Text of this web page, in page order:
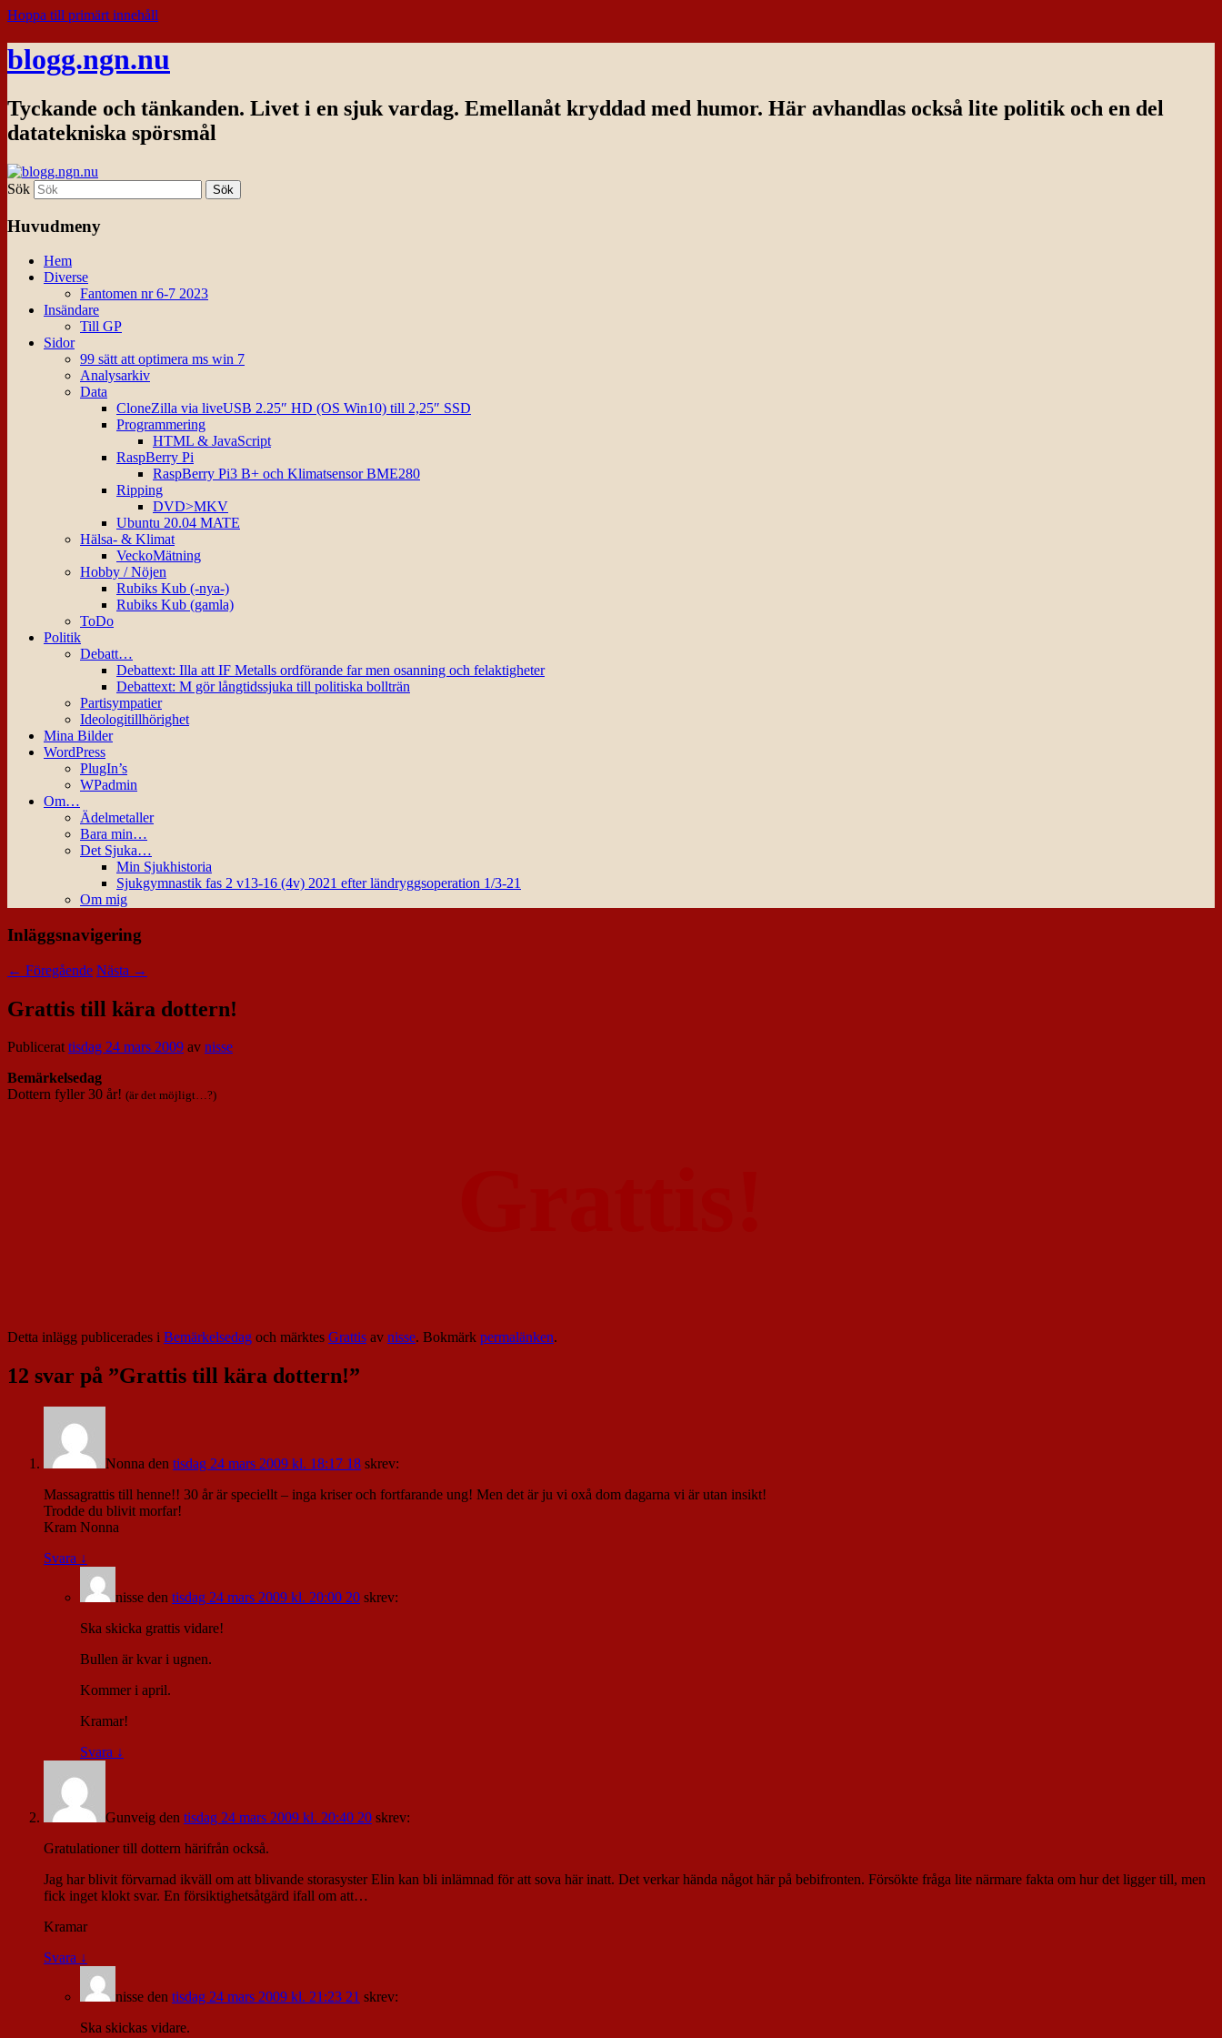
Hoppa till primärt innehåll
blogg.ngn.nu
Tyckande och tänkanden. Livet i en sjuk vardag. Emellanåt kryddad med humor. Här avhandlas också lite politik och en del
datatekniska spörsmål
Sök
Huvudmeny
Hem
Diverse
Fantomen nr 6-7 2023
Insändare
Till GP
Sidor
99 sätt att optimera ms win 7
Analysarkiv
Data
CloneZilla via liveUSB 2.25″ HD (OS Win10) till 2,25″ SSD
Programmering
HTML & JavaScript
RaspBerry Pi
RaspBerry Pi3 B+ och Klimatsensor BME280
Ripping
DVD>MKV
Ubuntu 20.04 MATE
Hälsa- & Klimat
VeckoMätning
Hobby / Nöjen
Rubiks Kub (-nya-)
Rubiks Kub (gamla)
ToDo
Politik
Debatt…
Debattext: Illa att IF Metalls ordförande far men osanning och felaktigheter
Debattext: M gör långtidssjuka till politiska bollträn
Partisympatier
Ideologitillhörighet
Mina Bilder
WordPress
PlugIn’s
WPadmin
Om…
Ädelmetaller
Bara min…
Det Sjuka…
Min Sjukhistoria
Sjukgymnastik fas 2 v13-16 (4v) 2021 efter ländryggsoperation 1/3-21
Om mig
Inläggsnavigering
← Föregående Nästa →
Grattis till kära dottern!
Publicerattisdag 24 mars 2009 av nisse
Bemärkelsedag
Dottern fyller 30 år! (är det möjligt…?)
Detta inlägg publicerades i Bemärkelsedag och märktes Grattis av nisse. Bokmärk permalänken.
12 svar på ”Grattis till kära dottern!”
Nonna den tisdag 24 mars 2009 kl. 18:17 18 skrev:
Massagrattis till henne!! 30 år är speciellt – inga kriser och fortfarande ung! Men det är ju vi oxå dom dagarna vi är utan insikt!
Trodde du blivit morfar!
Kram Nonna
Svara ↓
nisse den tisdag 24 mars 2009 kl. 20:00 20 skrev:
Ska skicka grattis vidare!
Bullen är kvar i ugnen.
Kommer i april.
Kramar!
Svara ↓
Gunveig den tisdag 24 mars 2009 kl. 20:40 20 skrev:
Gratulationer till dottern härifrån också.
Jag har blivit förvarnad ikväll om att blivande storasyster Elin kan bli inlämnad för att sova här inatt. Det verkar hända något här på bebifronten. Försökte fråga lite närmare fakta om hur det ligger till, men
fick inget klokt svar. En försiktighetsåtgärd ifall om att…
Kramar
Svara ↓
nisse den tisdag 24 mars 2009 kl. 21:23 21 skrev:
Ska skickas vidare.